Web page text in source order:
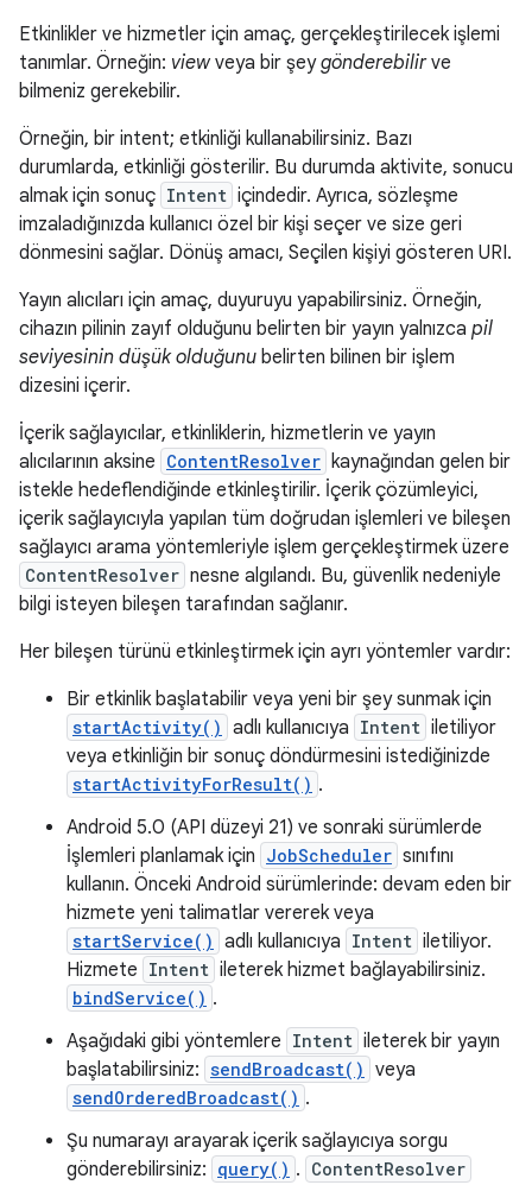
Etkinlikler ve hizmetler için amaç, gerçekleştirilecek işlemi
tanımlar. Örneğin: viewveya bir şeygönderebilirve
bilmeniz gerekebilir.
Örneğin, bir intent; etkinliği kullanabilirsiniz. Bazı
durumlarda, etkinliği gösterilir. Bu durumda aktivite, sonucu
almak için sonuç Intent içindedir. Ayrıca, sözleşme
imzaladığınızda kullanıcı özel bir kişi seçer ve size geri
dönmesini sağlar. Dönüş amacı, Seçilen kişiyi gösteren URI.
Yayın alıcıları için amaç, duyuruyu yapabilirsiniz. Örneğin,
cihazın pilinin zayıf olduğunu belirten bir yayın yalnızca pil
seviyesinin düşük olduğunu belirten bilinen bir işlem
dizesini içerir.
İçerik sağlayıcılar, etkinliklerin, hizmetlerin ve yayın
alıcılarının aksine ContentResolver kaynağından gelen bir
istekle hedeflendiğinde etkinleştirilir. İçerik çözümleyici,
içerik sağlayıcıyla yapılan tüm doğrudan işlemleri ve bileşen
sağlayıcı arama yöntemleriyle işlem gerçekleştirmek üzere
ContentResolver nesne algılandı. Bu, güvenlik nedeniyle
bilgi isteyen bileşen tarafından sağlanır.
Her bileşen türünü etkinleştirmek için ayrı yöntemler vardır:
Bir etkinlik başlatabilir veya yeni bir şey sunmak için
startActivity() adlı kullanıcıya Intent iletiliyor
veya etkinliğin bir sonuç döndürmesini istediğinizde
startActivityForResult() .
Android 5.0 (API düzeyi 21) ve sonraki sürümlerde
İşlemleri planlamak için JobScheduler sınıfını
kullanın. Önceki Android sürümlerinde: devam eden bir
hizmete yeni talimatlar vererek veya
startService() adlı kullanıcıya Intent iletiliyor.
Hizmete Intent ileterek hizmet bağlayabilirsiniz.
bindService() .
Aşağıdaki gibi yöntemlere Intent ileterek bir yayın
başlatabilirsiniz: sendBroadcast() veya
sendOrderedBroadcast() .
Şu numarayı arayarak içerik sağlayıcıya sorgu
gönderebilirsiniz: query() . ContentResolver